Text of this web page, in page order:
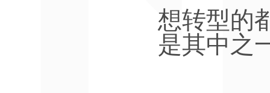
想转型的
是其中之